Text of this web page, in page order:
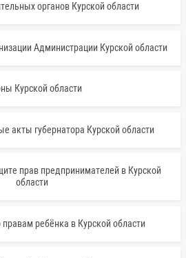
органов Курской области
Администрации Курской области
Курской области
акты губернатора Курской области
прав предпринимателей в Курской
области
ребёнка в Курской области